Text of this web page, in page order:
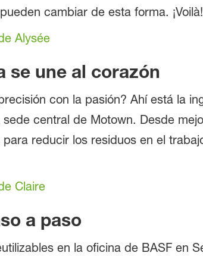
cambiar de esta forma. ¡Voilà!
Alysée
se une al corazón
con la pasión? Ahí está la
central de Motown. Desde
reducir los residuos en el
Claire
a paso
en la oficina de BASF en